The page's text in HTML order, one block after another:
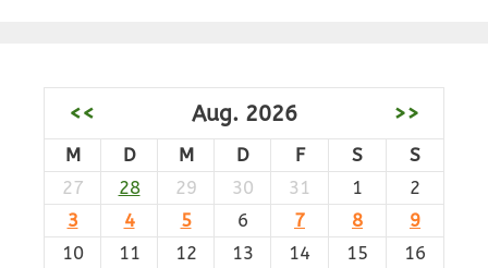
<< Aug. 2026 >>
M D M D F S
S
27
28 29 30 31 1
2
3
4 5 6 7 8
9
10
11 12 13 14 15
16